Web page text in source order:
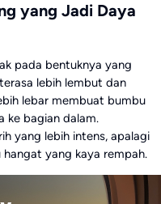
yang Jadi Daya
pada bentuknya yang
lebih lembut dan
lebar membuat bumbu
ke bagian dalam.
yang lebih intens, apalagi
hangat yang kaya rempah.